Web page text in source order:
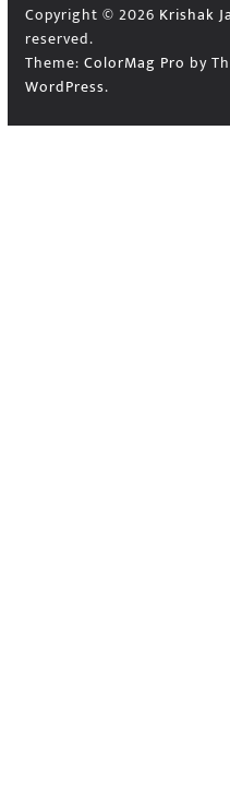
Copyright © 2026 Krishak
reserved.
Theme: ColorMag Pro by
WordPress.